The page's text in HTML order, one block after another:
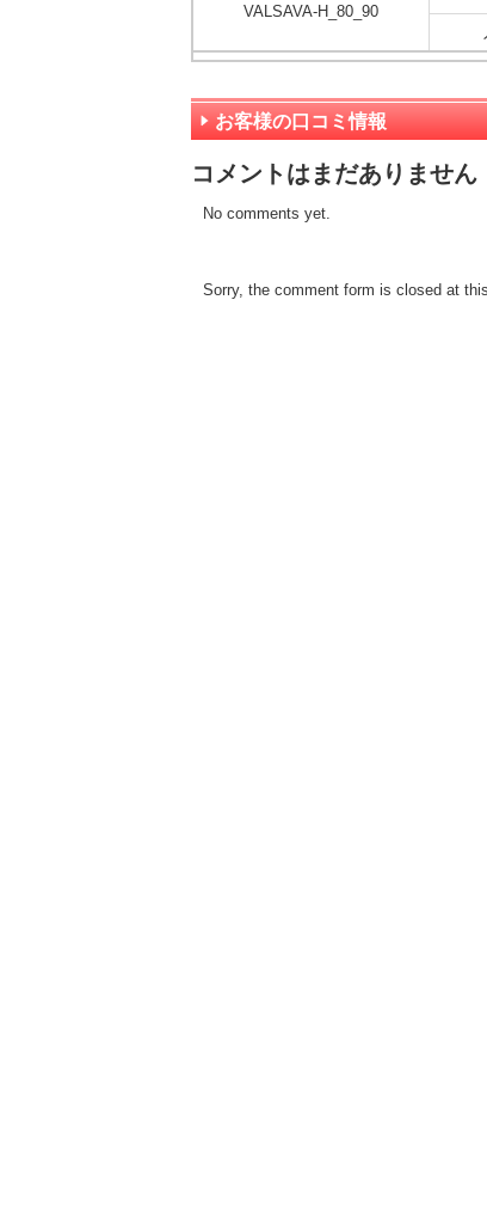
VALSAVA-H_80_90
お客様の口コミ情報
コメントはまだありません
No comments yet.
Sorry, the comment form is closed at